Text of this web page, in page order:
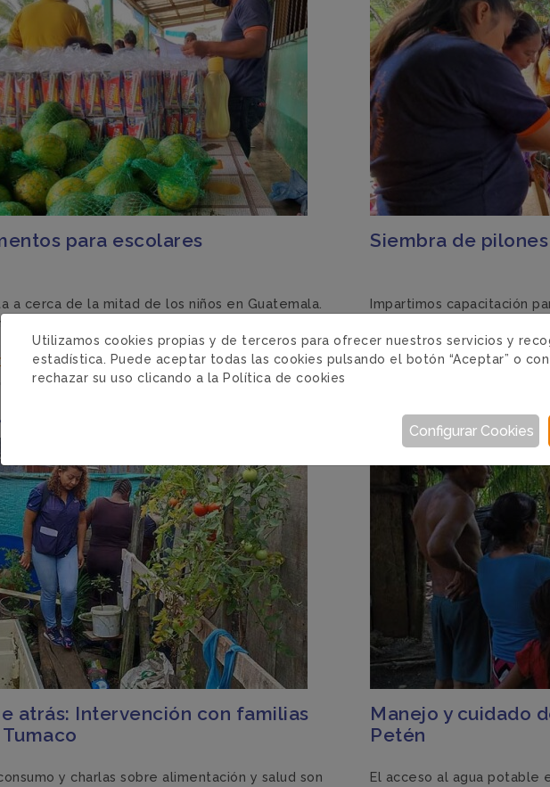
para escolares
a cerca de la mitad de los niños en Guatemala.
con la dotación de alimentos a escolares
no recuperan su funcionamiento habitual a
Siembra de
Impartimos capacitación
mujeres que forman parte
Leer más
atrás: Intervención con familias
y charlas sobre alimentación y salud son
GUATEMALA · 10/10/2022
Manejo y cuidado
Petén
El acceso al agua potable
Utilizamos cookies propias y de terceros para ofrecer nuestros servicios y
estadística. Puede aceptar todas las cookies pulsando el botón “Aceptar” o
rechazar su uso clicando a la Política de cookies
Configurar Cookies